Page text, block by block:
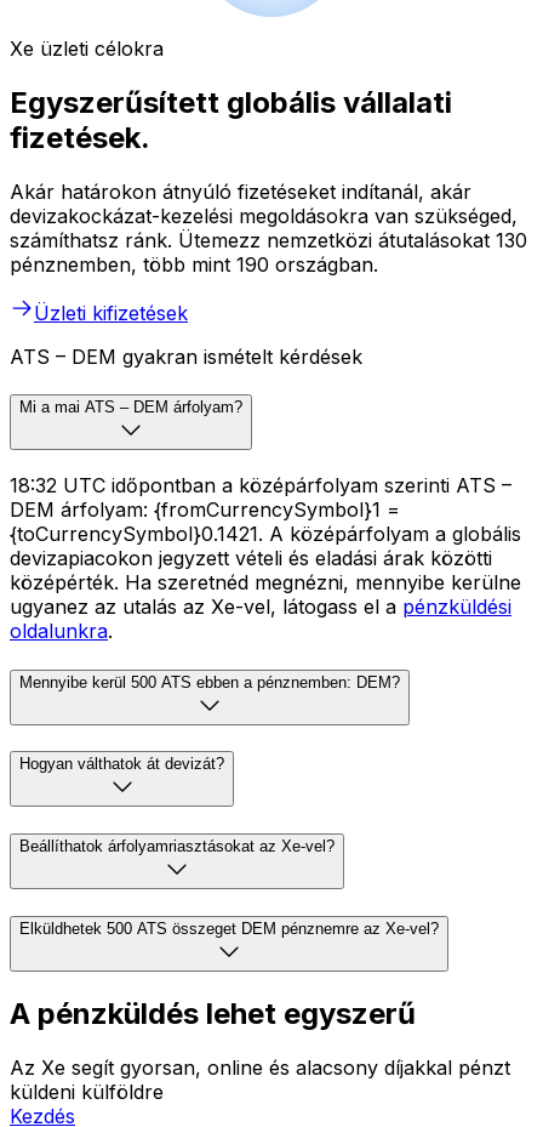
Xe üzleti célokra
Egyszerűsített globális vállalati
fizetések.
Akár határokon átnyúló fizetéseket indítanál, akár
devizakockázat-kezelési megoldásokra van szükséged,
számíthatsz ránk. Ütemezz nemzetközi átutalásokat 130
pénznemben, több mint 190 országban.
Üzleti kifizetések
ATS – DEM gyakran ismételt kérdések
Mi a mai ATS – DEM árfolyam?
18:32 UTC időpontban a középárfolyam szerinti ATS –
DEM árfolyam: {fromCurrencySymbol}1 =
{toCurrencySymbol}0.1421. A középárfolyam a globális
devizapiacokon jegyzett vételi és eladási árak közötti
középérték. Ha szeretnéd megnézni, mennyibe kerülne
ugyanez az utalás az Xe-vel, látogass el a pénzküldési
oldalunkra.
Mennyibe kerül 500 ATS ebben a pénznemben: DEM?
Hogyan válthatok át devizát?
Beállíthatok árfolyamriasztásokat az Xe-vel?
Elküldhetek 500 ATS összeget DEM pénznemre az Xe-vel?
A pénzküldés lehet egyszerű
Az Xe segít gyorsan, online és alacsony díjakkal pénzt
küldeni külföldre
Kezdés